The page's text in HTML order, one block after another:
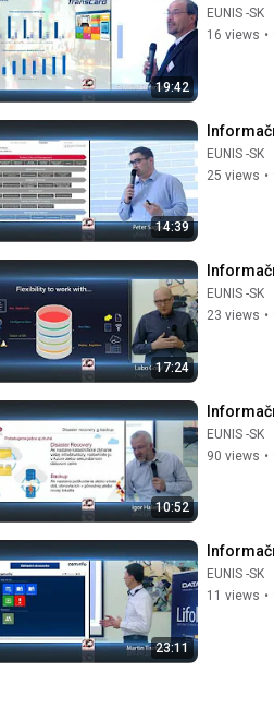
19:42
EUNIS -SK
16 views •
14:39
EUNIS -SK
25 views •
17:24
EUNIS -SK
23 views •
10:52
EUNIS -SK
90 views •
23:11
EUNIS -SK
11 views •